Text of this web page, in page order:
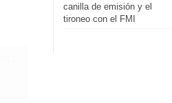
canilla de emisión y el
tironeo con el FMI